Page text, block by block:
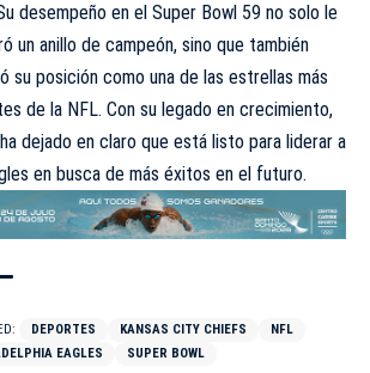
desempeño en el Super Bowl 59 no solo le
un anillo de campeón, sino que también
su posición como una de las estrellas más
de la NFL. Con su legado en crecimiento,
dejado en claro que está listo para liderar a
en busca de más éxitos en el futuro.
DEPORTES KANSAS CITY CHIEFS
NFL
EAGLES
SUPER BOWL